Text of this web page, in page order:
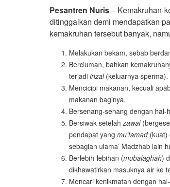
Pesantren Nuris– Kemakruhan-
ditinggalkan demi mendapatkan
kemakruhan tersebut banyak,
Melakukan bekam, sebab
Berciuman, bahkan
terjadi inzal(keluarnya sperma).
Mencicipi makanan, kecuali
makanan baginya.
Bersenang-senang dengan
Bersiwak setelah zawal
pendapat yang mu’tamad(kuat)
sebagian ulama’ Madzhab lain
Berlebih-lebihan (mubalaghah)
dikhawatirkan masuknya air ke
Mencari kenikmatan dengan